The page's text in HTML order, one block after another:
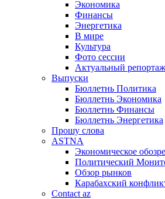
Экономика
Финансы
Энергетика
В мире
Культура
Фото сессии
Актуальный репортаж
Выпуски
Бюллетнь Политика
Бюллетнь Экономика
Бюллетнь Финансы
Бюллетнь Энергетика
Прошу слова
ASTNA
Экономическое
Политический
Обзор рынков
Карабахский
Contact az